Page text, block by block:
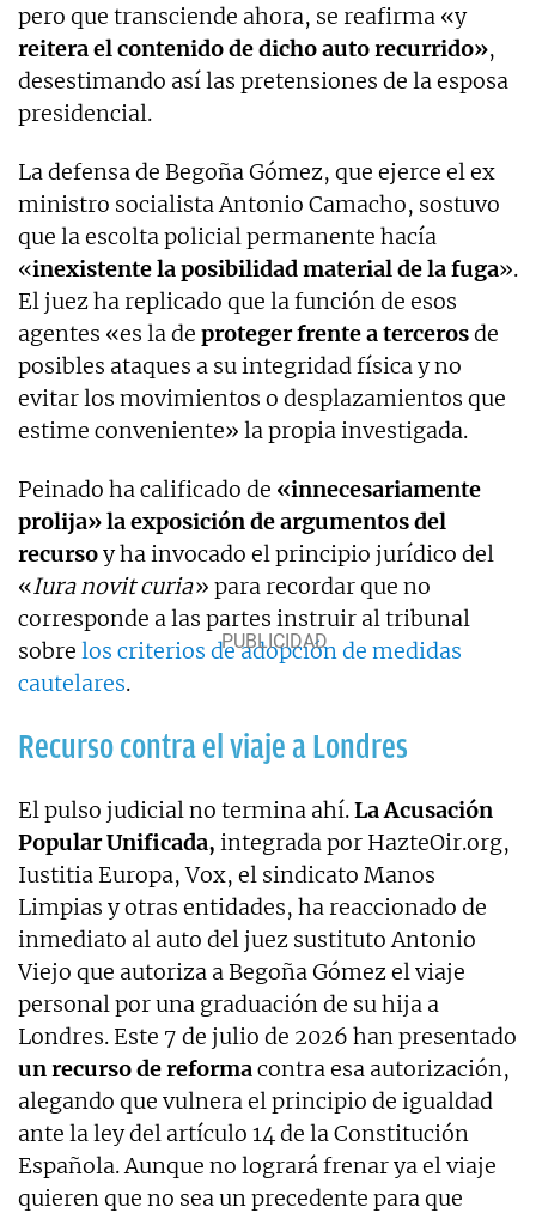
pero que transciende ahora, se reafirma «y
reitera el contenido de dicho auto recurrido»,
desestimando así las pretensiones de la esposa
presidencial.
La defensa de Begoña Gómez, que ejerce el ex
ministro socialista Antonio Camacho, sostuvo
que la escolta policial permanente hacía
«inexistente la posibilidad material de la fuga».
El juez ha replicado que la función de esos
agentes «es la de proteger frente a tercerosde
posibles ataques a su integridad física y no
evitar los movimientos o desplazamientos que
estime conveniente» la propia investigada.
Peinado ha calificado de «innecesariamente
prolija» la exposición de argumentos del
recursoy ha invocado el principio jurídico del
«Iura novit curia» para recordar que no
corresponde a las partes instruir al tribunal
sobre los criterios de adopción de medidas
cautelares.
Recurso contra el viaje a Londres
El pulso judicial no termina ahí.La Acusación
Popular Unificada, integrada por HazteOir.org,
Iustitia Europa, Vox, el sindicato Manos
Limpias y otras entidades, ha reaccionado de
inmediato al auto del juez sustituto Antonio
Viejo que autoriza a Begoña Gómez el viaje
personal por una graduación de su hija a
Londres. Este 7 de julio de 2026 han presentado
un recurso de reformacontra esa autorización,
alegando que vulnera el principio de igualdad
ante la ley del artículo 14 de la Constitución
Española. Aunque no logrará frenar ya el viaje
quieren que no sea un precedente para que